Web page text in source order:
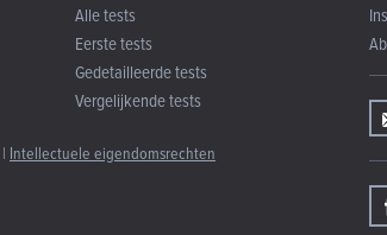
Alle tests
Eerste tests
Gedetailleerde tests
Vergelijkende tests
| Intellectuele eigendomsrechten